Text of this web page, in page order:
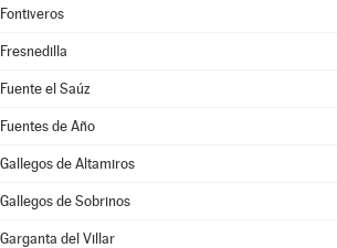
Fontiveros
Fresnedilla
Fuente el Saúz
Fuentes de Año
Gallegos de Altamiros
Gallegos de Sobrinos
Garganta del Villar